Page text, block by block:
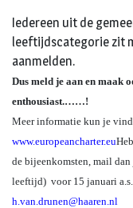
Iedereen uit de
leeftijdscategorie zit
aanmelden.
Dus meld je aan en maak
enthousiast.……!
Meer informatie kun je
www.europeancharter.eu
de bijeenkomsten, mail dan
leeftijd) voor 15 januari
h.van.drunen@haaren.nl